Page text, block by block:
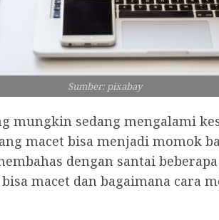
Sumber: pixabay
mungkin sedang mengalami
macet bisa menjadi momok
dengan santai
macet dan bagaimana cara